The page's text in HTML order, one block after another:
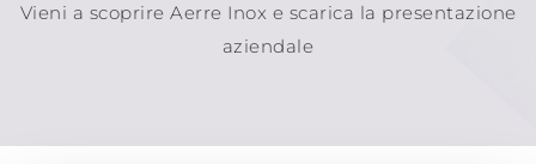
Azienda
Vieni a scoprire Aerre Inox e scarica la presentazione
aziendale